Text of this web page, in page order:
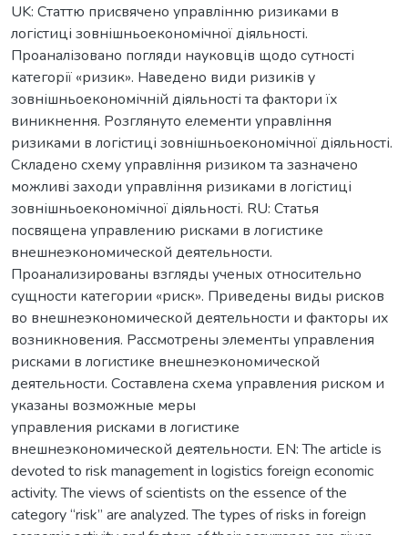
UK: Статтю присвячено управлінню ризиками в
логістиці зовнішньоекономічної діяльності.
Проаналізовано погляди науковців щодо сутності
категорії «ризик». Наведено види ризиків у
зовнішньоекономічній діяльності та фактори їх
виникнення. Розглянуто елементи управління
ризиками в логістиці зовнішньоекономічної діяльності.
Складено схему управління ризиком та зазначено
можливі заходи управління ризиками в логістиці
зовнішньоекономічної діяльності. RU: Статья
посвящена управлению рисками в логистике
внешнеэкономической деятельности.
Проанализированы взгляды ученых относительно
сущности категории «риск». Приведены виды рисков
во внешнеэкономической деятельности и факторы их
возникновения. Рассмотрены элементы управления
рисками в логистике внешнеэкономической
деятельности. Составлена схема управления риском и
указаны возможные меры
управления рисками в логистике
внешнеэкономической деятельности. EN: The article is
devoted to risk management in logistics foreign economic
activity. The views of scientists on the essence of the
category “risk” are analyzed. The types of risks in foreign